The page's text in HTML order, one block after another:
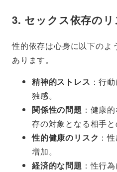
3. セックス依存の
性的依存は心身に以下のよ
あります。
精神的ストレス ：行
独感。
関係性の問題 ：健康
存の対象となる相手と
性的健康のリスク ：
増加。
経済的な問題 ：性行